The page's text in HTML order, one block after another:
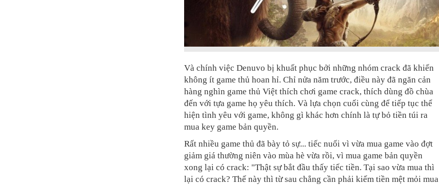
Và chính việc Denuvo bị khuất phục bởi những nhóm crack đã khiến
không ít game thủ hoan hỉ. Chỉ nửa năm trước, điều này đã ngăn cản
hàng nghìn game thủ Việt thích chơi game crack, thích dùng đồ chùa
đến với tựa game họ yêu thích. Và lựa chọn cuối cùng để tiếp tục thể
hiện tình yêu với game, không gì khác hơn chính là tự bỏ tiền túi ra
mua key game bản quyền.
Rất nhiều game thủ đã bày tỏ sự... tiếc nuối vì vừa mua game vào đợt
giảm giá thường niên vào mùa hè vừa rồi, vì mua game bản quyền
xong lại có crack: "Thật sự bắt đầu thấy tiếc tiền. Tại sao vừa mua thì
lại có crack? Thế này thì từ sau chẳng cần phải kiếm tiền mệt mỏi mua